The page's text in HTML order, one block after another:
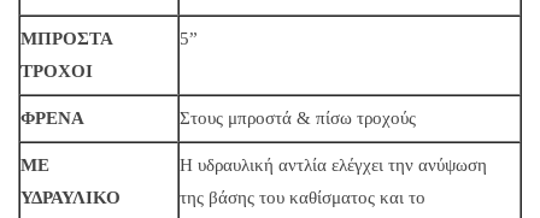
ΜΠΡΟΣΤΑ
ΤΡΟΧΟΙ
5”
ΦΡΕΝΑ Στους μπροστά & πίσω τροχούς
ΜΕ
ΥΔΡΑΥΛΙΚΟ
Η υδραυλική αντλία ελέγχει την ανύψωση
της βάσης του καθίσματος και το